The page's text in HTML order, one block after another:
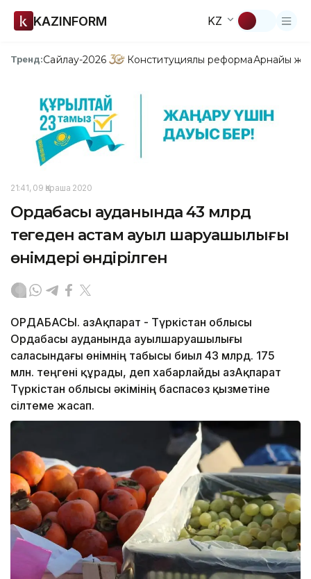
KAZINFORM KZ
Тренд:Сайлау-2026 Конституциялық реформаАрнайы
21:41, 09 Қараша 2020
Ордабасы ауданында 43 млрд
теңгеден астам ауыл шаруашылығы
өнімдері өндірілген
ОРДАБАСЫ. ҚазАқпарат - Түркістан облысы
Ордабасы ауданында ауылшаруашылығы
саласындағы өнімнің табысы биыл 43 млрд. 175
млн. теңгені құрады, деп хабарлайды ҚазАқпарат
Түркістан облысы әкімінің баспасөз қызметіне
сілтеме жасап.